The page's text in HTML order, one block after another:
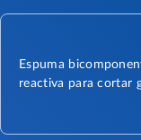
Espuma
reactiva para cortar